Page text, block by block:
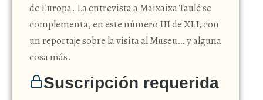
de Europa. La entrevista a Maixaixa Taulé se
complementa, en este número III de XLI, con
un reportaje sobre la visita al Museu… y alguna
cosa más.
Suscripción requerida